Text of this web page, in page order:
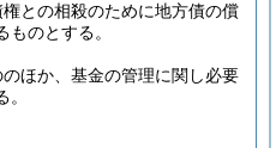
との相殺のために地方債の償
のとする。
ほか、基金の管理に関し必要